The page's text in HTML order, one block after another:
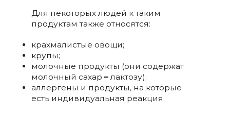
Для некоторых людей к таким
продуктам также относятся:
крахмалистые овощи;
крупы;
молочные продукты (они содержат
молочный сахар –лактозу);
аллергены и продукты, на которые
есть индивидуальная реакция.